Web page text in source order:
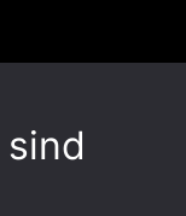
sind